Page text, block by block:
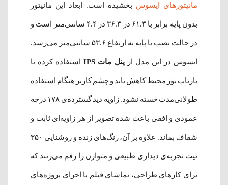
مانیتورهای ایسوس بخشیده است. ابعاد این مانیتور
بدون پایه برابر با ۶۱.۳ در ۳۶.۳ در ۴.۴ سانتی‌متر است و
در حالت نصب با پایه به ارتفاع ۵۳.۶ سانتی‌متر می‌رسد.
ایسوس در این مدل ازپنل مات IPS استفاده کرده تا
بازتاب نور محیط کاهش یابد و چشم کاربر هنگام استفاده
طولانی‌مدت خسته نشود. زاویه دید گسترده‌ی ۱۷۸ درجه
عمودی و افقی باعث شده تصویر از هر زاویه‌ای ثابت و
شفاف بماند. علاوه بر آن، رنگ‌های زنده و روشنایی ۳۵۰
نیت تجربه‌ی دیداری طبیعی و متوازن را رقم می‌زنند که
برای کارهای طراحی، تماشای فیلم یا اجرای پروژه‌های